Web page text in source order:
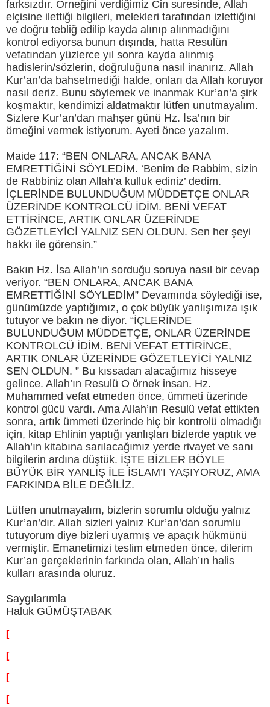
farksızdır. Örneğini verdiğimiz Cin suresinde, Allah
elçisine ilettiği bilgileri, melekleri tarafından izlettiğini
ve doğru tebliğ edilip kayda alınıp alınmadığını
kontrol ediyorsa bunun dışında, hatta Resulün
vefatından yüzlerce yıl sonra kayda alınmış
hadislerin/sözlerin, doğruluğuna nasıl inanırız. Allah
Kur’an’da bahsetmediği halde, onları da Allah koruyor
nasıl deriz. Bunu söylemek ve inanmak Kur’an’a şirk
koşmaktır, kendimizi aldatmaktır lütfen unutmayalım.
Sizlere Kur’an’dan mahşer günü Hz. İsa’nın bir
örneğini vermek istiyorum. Ayeti önce yazalım.
Maide 117: “BEN ONLARA, ANCAK BANA
EMRETTİĞİNİ SÖYLEDİM. ‘Benim de Rabbim, sizin
de Rabbiniz olan Allah’a kulluk ediniz’ dedim.
İÇLERİNDE BULUNDUĞUM MÜDDETÇE ONLAR
ÜZERİNDE KONTROLCÜ İDİM. BENİ VEFAT
ETTİRİNCE, ARTIK ONLAR ÜZERİNDE
GÖZETLEYİCİ YALNIZ SEN OLDUN. Sen her şeyi
hakkı ile görensin.”
Bakın Hz. İsa Allah’ın sorduğu soruya nasıl bir cevap
veriyor. “BEN ONLARA, ANCAK BANA
EMRETTİĞİNİ SÖYLEDİM” Devamında söylediği ise,
günümüzde yaptığımız, o çok büyük yanlışımıza ışık
tutuyor ve bakın ne diyor. “İÇLERİNDE
BULUNDUĞUM MÜDDETÇE, ONLAR ÜZERİNDE
KONTROLCÜ İDİM. BENİ VEFAT ETTİRİNCE,
ARTIK ONLAR ÜZERİNDE GÖZETLEYİCİ YALNIZ
SEN OLDUN. ” Bu kıssadan alacağımız hisseye
gelince. Allah’ın Resulü O örnek insan. Hz.
Muhammed vefat etmeden önce, ümmeti üzerinde
kontrol gücü vardı. Ama Allah’ın Resulü vefat ettikten
sonra, artık ümmeti üzerinde hiç bir kontrolü olmadığı
için, kitap Ehlinin yaptığı yanlışları bizlerde yaptık ve
Allah’ın kitabına sarılacağımız yerde rivayet ve sanı
bilgilerin ardına düştük. İŞTE BİZLER BÖYLE
BÜYÜK BİR YANLIŞ İLE İSLAM’I YAŞIYORUZ, AMA
FARKINDA BİLE DEĞİLİZ.
Lütfen unutmayalım, bizlerin sorumlu olduğu yalnız
Kur’an’dır. Allah sizleri yalnız Kur’an’dan sorumlu
tutuyorum diye bizleri uyarmış ve apaçık hükmünü
vermiştir. Emanetimizi teslim etmeden önce, dilerim
Kur’an gerçeklerinin farkında olan, Allah’ın halis
kulları arasında oluruz.
Saygılarımla
Haluk GÜMÜŞTABAK
[
[
[
[